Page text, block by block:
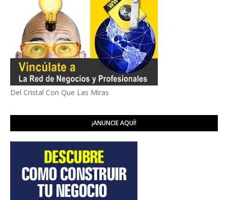
Del Cristal Con Que Las Miras
¡ANUNCIE AQUÍ!